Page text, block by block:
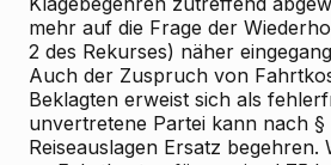
mehr auf die Frage der
2 des Rekurses) näher
Auch der Zuspruch von
Beklagten erweist sich als
unvertretene Partei kann nach §
Reiseauslagen Ersatz begehren.